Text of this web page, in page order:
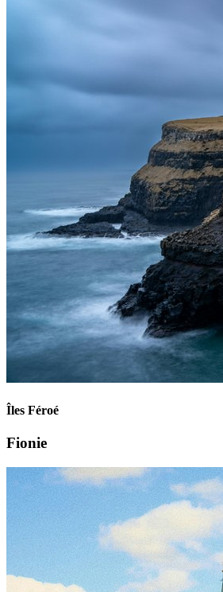
Îles Féroé
Fionie